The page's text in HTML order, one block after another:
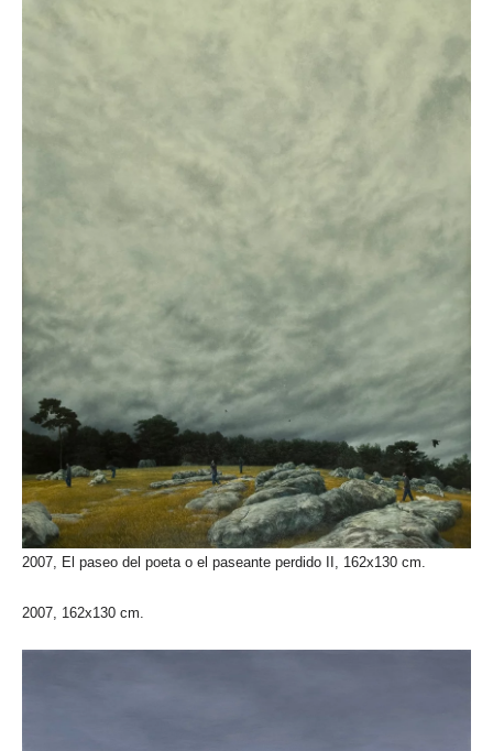
2007, El paseo del poeta o el paseante perdido II, 162x130 cm.
2007, 162x130 cm.